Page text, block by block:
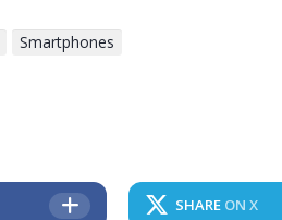
Smartphones
SHARE ON X